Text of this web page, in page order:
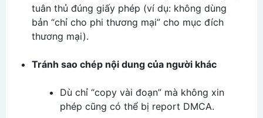
tuân thủ đúng giấy phép (ví dụ: không dùng
bản “chỉ cho phi thương mại” cho mục đích
thương mại).
Tránh sao chép nội dung của người khác
Dù chỉ “copy vài đoạn” mà không xin
phép cũng có thể bị report DMCA.